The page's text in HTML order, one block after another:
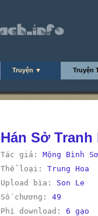
Truyện ▼ Truyện
Hán Sở Tranh
Tác giả: Mộng Bình
Thể loại: Trung Hoa
Upload bìa: Son Le
Số chương: 49
Phí download: 6 gạo